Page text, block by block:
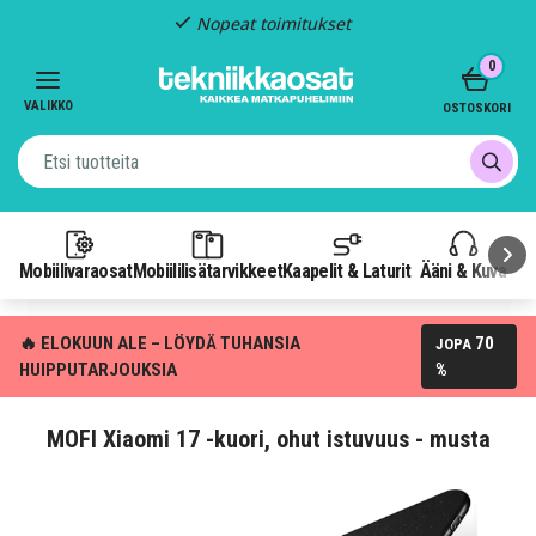
Kiinteä toimitus: 4,95 €
VALIKKO
MobiilivaraosatMobiililisätarvikkeetKaapelit & Laturit Ääni & Kuva
0
OSTOSKORI
🔥 ELOKUUN ALE – LÖYDÄ TUHANSIA
HUIPPUTARJOUKSIA
JOPA 70
%
MOFI Xiaomi 17 -kuori, ohut istuvuus - musta